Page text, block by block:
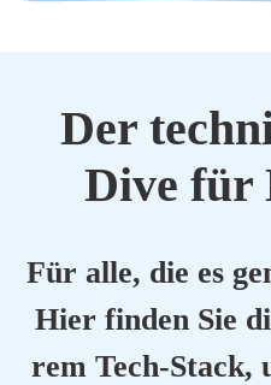
Der
Dive für
Für alle, die es
Hier fin­den Sie
rem Tech-Stack,